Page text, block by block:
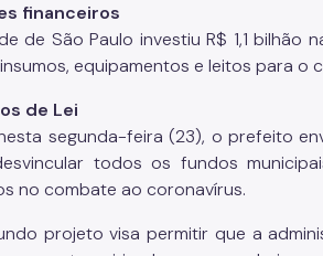
financeiros
de São Paulo investiu R$ 1,1
equipamentos e leitos para o
de Lei
segunda-feira (23), o prefeito
todos os fundos
no combate ao coronavírus.
projeto visa permitir que a